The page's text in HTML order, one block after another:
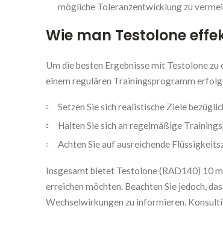
mögliche Toleranzentwicklung zu
Wie man Testolone
Um die besten Ergebnisse mit Testolone
einem regulären Trainingsprogramm
Setzen Sie sich realistische Ziele
Halten Sie sich an regelmäßige
Achten Sie auf ausreichende
Insgesamt bietet Testolone (RAD140) 10
erreichen möchten. Beachten Sie jedoch,
Wechselwirkungen zu informieren.